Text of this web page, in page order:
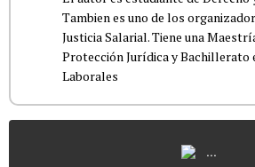
Tambien es uno de los
Justicia Salarial. Tiene una
Protección Jurídica y Bachillerato
Laborales
...